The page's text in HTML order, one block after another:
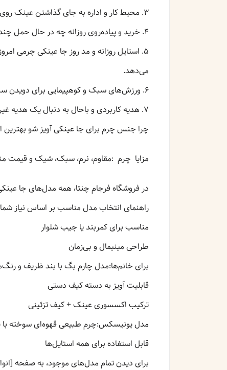
۳. محیط کار و اداره به جای گذاشتن عینک روی میز (که ممکن است بیفتد یا خط بیفتد)، آن را به یقه یا کمربند خود آویزان کنید.
۴. خرید و پیاده‌روی روزانه چه در حال حمل چندین کیسه خرید باشید، چه در حال گشت زدن در مرکز خرید، عینکتان همیشه همراه و ایمن است.
۵. استایل روزانه و مد روز جا عینکی چرمی
می‌دهد.
۶. ورزش‌های سبک و کوهپیمایی برای دویدن سبک، پیاده‌روی در طبیعت یا دوچرخه‌سواری، عینک خود را محکم و ایمن همراه داشته باشید.
۷. هدیه کاربردی و باحال به دنبال یک هدیه غیرتکراری و مفید برای دوست یا همکار خود هستید؟ جا عینکی آویز شو چرمی، هم شیک است، هم همیشه استفاده می‌شود.
چرا جنس چرم برای جا عینکی آویز شو
مزایا چرم :مقاوم، نرم، سبک، شیک و قیمت
در فروشگاه فرجام چنتا، همه مدل‌های جا
راهنمای انتخاب مدل مناسب بر اساس نیاز
مناسب برای کمربند یا جیب شلوار
طراحی مینیمال و بی‌زمان
برای خانم‌ها:مدل چارم بگ با بند ظریف و
قابلیت آویز به دسته کیف دستی
ترکیب اکسسوری عینک + کیف تزئینی
مدل یونیسکس:چرم طبیعی قهوه‌ای سوخته با
قابل استفاده برای همه استایل‌ها
برای دیدن تمام مدل‌های موجود، به صفحه